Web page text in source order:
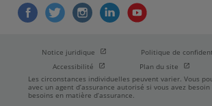
Notice juridique Ouvrir dans une nouvelle fenetre
Politique de
Accessibilité
Ouvrir dans une nouvelle fenetre
Plan du site Ouvrir
Les circonstances individuelles peuvent varier. Vous
avec un agent d’assurance autorisé si vous avez
besoins en matière d’assurance.